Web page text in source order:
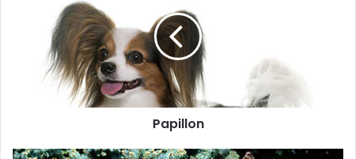
Papillon